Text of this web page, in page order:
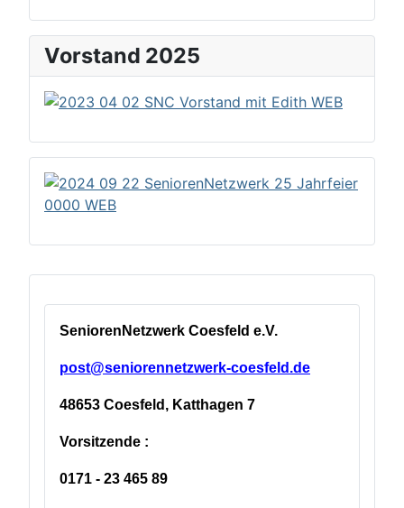
SeniorenNetzwerk Coesfeld e.V.
post@seniorennetzwerk-coesfeld.de
48653 Coesfeld, Katthagen 7
Vorsitzende :
0171 - 23 465 89
Vorstand 2025